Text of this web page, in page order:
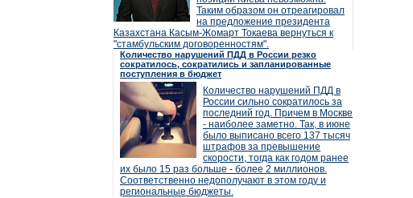
Таким образом он отреагировал
на предложение президента
Казахстана Касым-Жомарт Токаева вернуться к
"стамбульским договоренностям".
Количество нарушений ПДД в России резко
сократилось, сократились и запланированные
поступления в бюджет
Количество нарушений ПДД в
России сильно сократилось за
последний год. Причем в Москве
- наиболее заметно. Так, в июне
было выписано всего 137 тысяч
штрафов за превышение
скорости, тогда как годом ранее
их было 15 раз больше - более 2 миллионов.
Соответственно недополучают в этом году и
региональные бюджеты.